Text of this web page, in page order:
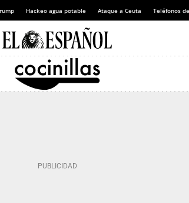
Hackeo agua potable Ataque a Ceuta Teléfonos